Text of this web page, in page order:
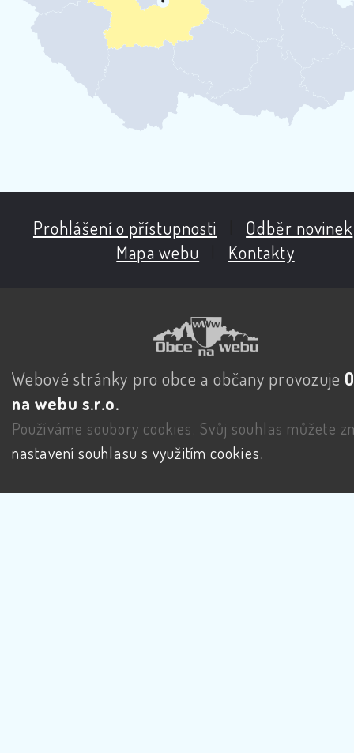
Prohlášení o přístupnosti Odběr novinek
Mapa webu
Kontakty
Webové stránky pro obce a občany provozuje
na webu s.r.o.
Používáme soubory cookies. Svůj souhlas můžete
nastavení souhlasu s využitím cookies.